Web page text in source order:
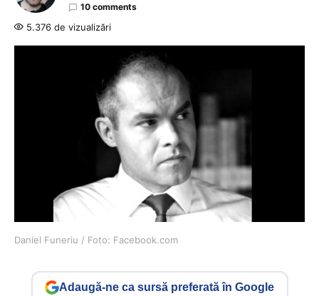
10 comments
5.376 de vizualizări
Daniel Funeriu / Foto: Facebook.com
Adaugă-ne ca sursă preferată în Google